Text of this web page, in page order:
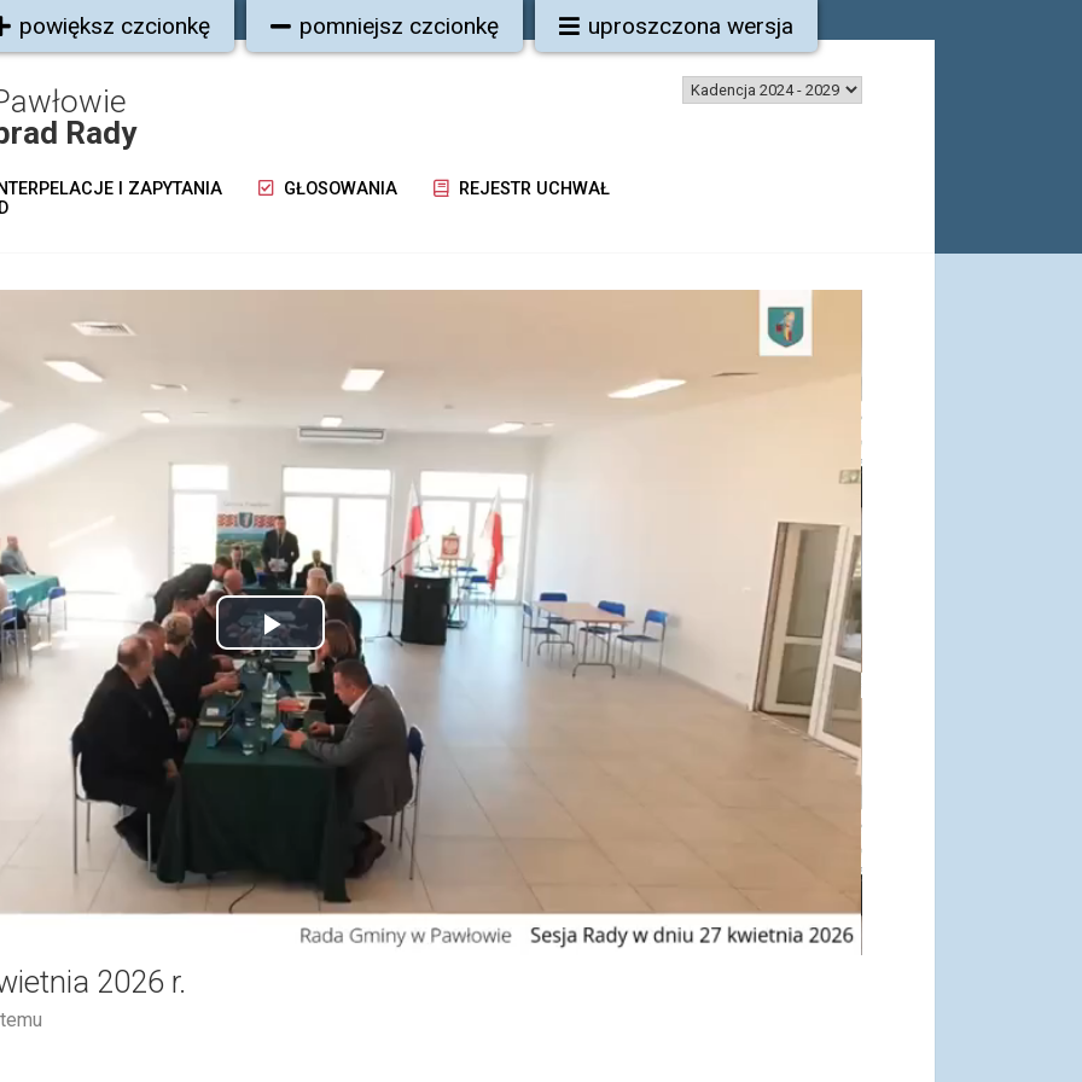
powiększ czcionkę pomniejsz czcionkę uproszczona wersja
Rady
I ZAPYTANIA GŁOSOWANIA
REJESTR UCHWAŁ
Play
Video
2026 r.